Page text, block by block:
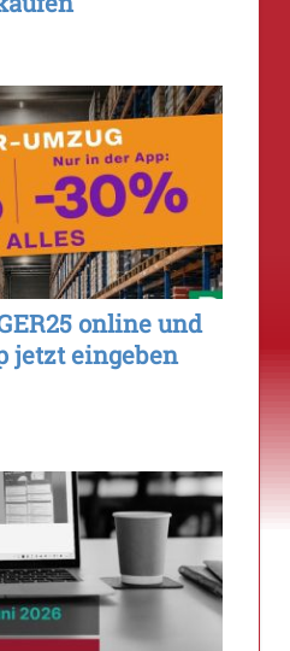
online und
jetzt eingeben